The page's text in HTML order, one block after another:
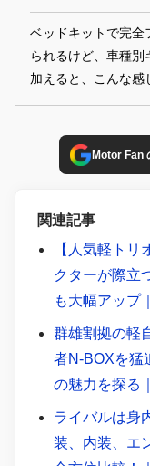
ベッドキットで完全
られるけど、車種
加えると、こんな感
Motor Fan
関連記事
【人気軽ト
クターが際立
も大幅アップ
群雄割拠の軽
者N-BOXを猛
の魅力を探る
ライバルは身
装、内装、エ